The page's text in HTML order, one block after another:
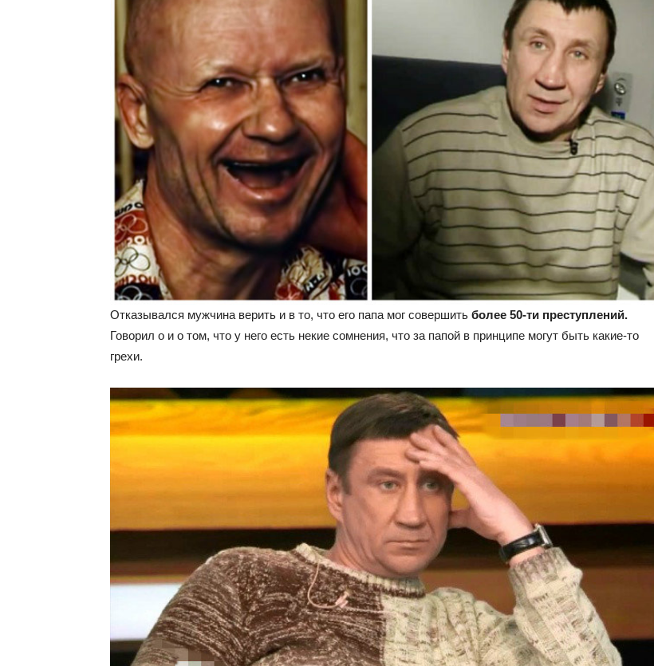
Отказывался мужчина верить и в то, что его папа мог совершить более 50-ти преступлений.
Говорил о и о том, что у него есть некие сомнения, что за папой в принципе могут быть какие-то
грехи.